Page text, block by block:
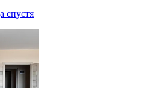
спустя